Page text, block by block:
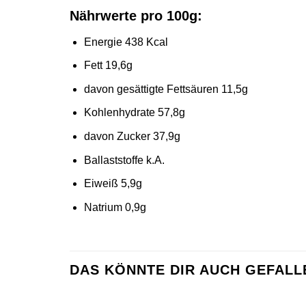
Nährwerte pro 100g:
Energie 438 Kcal
Fett 19,6g
davon gesättigte Fettsäuren 11,5g
Kohlenhydrate 57,8g
davon Zucker 37,9g
Ballaststoffe k.A.
Eiweiß 5,9g
Natrium 0,9g
DAS KÖNNTE DIR AUCH